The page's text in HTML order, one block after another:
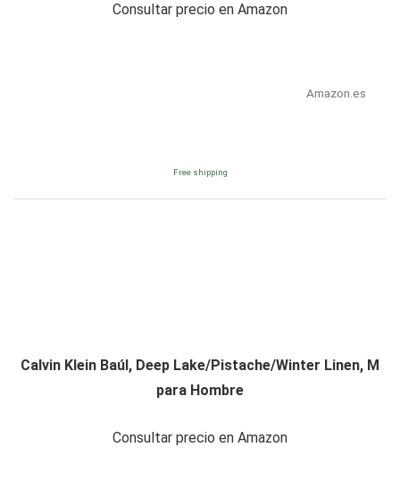
Consultar precio en Amazon
Amazon.es
Free shipping
Calvin Klein Baúl, Deep Lake/Pistache/Winter Linen, M
para Hombre
Consultar precio en Amazon